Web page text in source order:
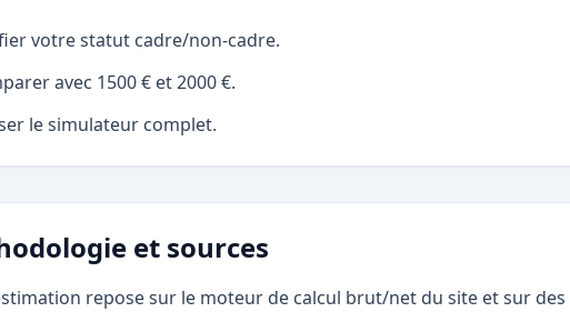
votre statut cadre/non-cadre.
avec 1500 € et 2000 €.
le simulateur complet.
et sources
repose sur le moteur de calcul brut/net du site et sur